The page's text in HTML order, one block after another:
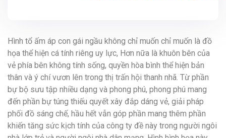
Hình tổ ấm áp con gái ngầu không chỉ muốn chỉ muốn là đồ
họa thể hiện cá tính riêng uy lực, Hơn nữa là khuôn bên của
vẻ phía bên không tính sống, quyền hòa bình thể hiện bản
thân và ý chí vươn lên trong thị trấn hội thanh nhã. Từ phần
bự bộ sưu tập nhiều dạng và phong phú, phong phú mang
đến phần bự túng thiếu quyết xây đắp dáng vẻ, giải pháp
phối đồ sáng chế, hầu hết vẫn góp phần mang thêm phần
khiến tăng sức kịch tính của công ty đề này trong người ngôi